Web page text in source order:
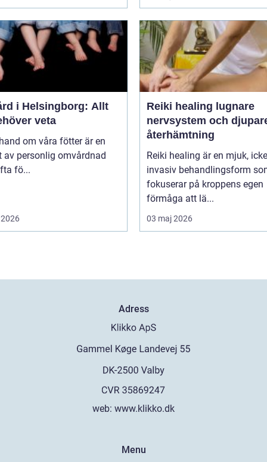
i Helsingborg: Allt
veta
om våra fötter är en
av personlig omvårdnad
fö...
Reiki healing lugnare
nervsystem och
återhämtning
Reiki healing är en mjuk,
invasiv behandlingsform
fokuserar på kroppens egen
förmåga att lä...
03 maj 2026
Adress
web: www.klikko.dk
Menu